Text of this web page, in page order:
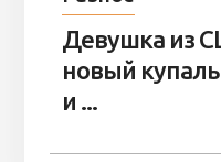
Девушка из
новый
и ...